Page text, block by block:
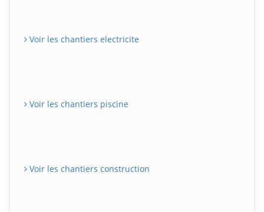
Voir les chantiers electricite
Voir les chantiers piscine
Voir les chantiers construction